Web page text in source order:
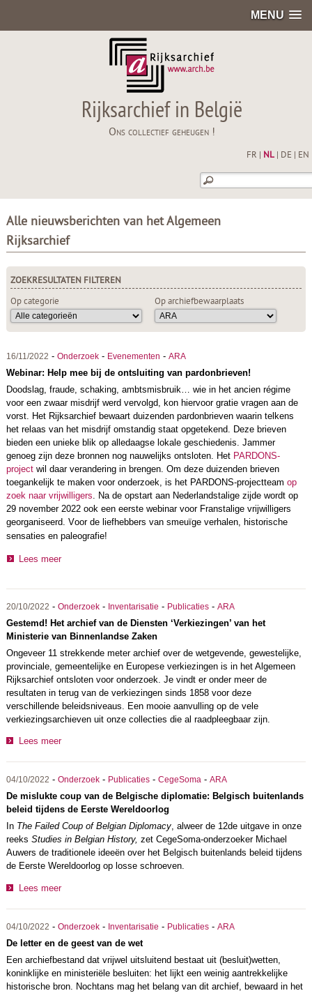
MENU
Rijksarchief in België
Ons collectief geheugen !
FR NL| DE EN
Alle nieuwsberichten van het Algemeen
Rijksarchief
ZOEKRESULTATEN FILTEREN
Op categorie
Op archiefbewaarplaats
16/11/2022 - Onderzoek- Evenementen - ARA
Webinar: Help mee bij de ontsluiting van pardonbrieven!
Doodslag, fraude, schaking, ambtsmisbruik… wie in het ancien régime
voor een zwaar misdrijf werd vervolgd, kon hiervoor gratie vragen aan de
vorst. Het Rijksarchief bewaart duizenden pardonbrieven waarin telkens
het relaas van het misdrijf omstandig staat opgetekend. Deze brieven
bieden een unieke blik op alledaagse lokale geschiedenis. Jammer
genoeg zijn deze bronnen nog nauwelijks ontsloten. Het PARDONS-
projectwil daar verandering in brengen. Om deze duizenden brieven
toegankelijk te maken voor onderzoek, is het PARDONS-projectteam op
zoek naar vrijwilligers. Na de opstart aan Nederlandstalige zijde wordt op
29 november 2022 ook een eerste webinar voor Franstalige vrijwilligers
georganiseerd. Voor de liefhebbers van smeuïge verhalen, historische
sensaties en paleografie!
Lees meer
20/10/2022 - Onderzoek- Inventarisatie - Publicaties- ARA
Gestemd! Het archief van de Diensten ‘Verkiezingen’ van het
Ministerie van Binnenlandse Zaken
Ongeveer 11 strekkende meter archief over de wetgevende, gewestelijke,
provinciale, gemeentelijke en Europese verkiezingen is in het Algemeen
Rijksarchief ontsloten voor onderzoek. Je vindt er onder meer de
resultaten in terug van de verkiezingen sinds 1858 voor deze
verschillende beleidsniveaus. Een mooie aanvulling op de vele
verkiezingsarchieven uit onze collecties die al raadpleegbaar zijn.
Lees meer
04/10/2022 - Onderzoek- Publicaties- CegeSoma- ARA
De mislukte coup van de Belgische diplomatie: Belgisch buitenlands
beleid tijdens de Eerste Wereldoorlog
In The Failed Coup of Belgian Diplomacy, alweer de 12de uitgave in onze
reeks Studies in Belgian History, zet CegeSoma-onderzoeker Michael
Auwers de traditionele ideeën over het Belgisch buitenlands beleid tijdens
de Eerste Wereldoorlog op losse schroeven.
Lees meer
04/10/2022 - Onderzoek- Inventarisatie - Publicaties- ARA
De letter en de geest van de wet
Een archiefbestand dat vrijwel uitsluitend bestaat uit (besluit)wetten,
koninklijke en ministeriële besluiten: het lijkt een weinig aantrekkelijke
historische bron. Nochtans mag het belang van dit archief, bewaard in het